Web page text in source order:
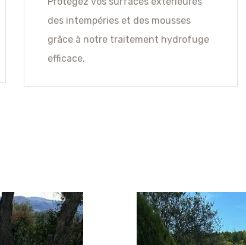
des intempéries et des mousses
grâce à notre traitement hydrofuge
efficace.